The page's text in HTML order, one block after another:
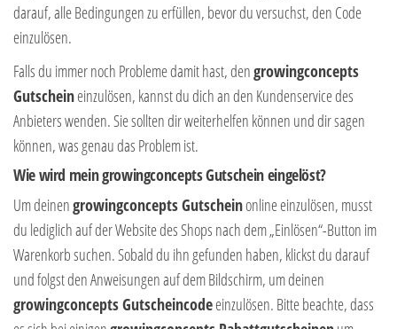
darauf, alle Bedingungen zu erfüllen, bevor du versuchst, den Code
einzulösen.
Falls du immer noch Probleme damit hast, dengrowingconcepts
Gutscheineinzulösen, kannst du dich an den Kundenservice des
Anbieters wenden. Sie sollten dir weiterhelfen können und dir sagen
können, was genau das Problem ist.
Wie wird mein growingconcepts Gutschein eingelöst?
Um deinengrowingconcepts Gutscheinonline einzulösen, musst
du lediglich auf der Website des Shops nach dem „Einlösen“-Button im
Warenkorb suchen. Sobald du ihn gefunden haben, klickst du darauf
und folgst den Anweisungen auf dem Bildschirm, um deinen
growingconcepts Gutscheincodeeinzulösen. Bitte beachte, dass